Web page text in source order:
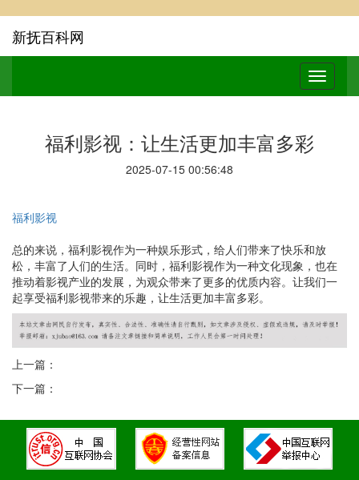
新抚百科网
福利影视：让生活更加丰富多彩
2025-07-15 00:56:48
福利影视
总的来说，福利影视作为一种娱乐形式，给人们带来了快乐和放
松，丰富了人们的生活。同时，福利影视作为一种文化现象，也在
推动着影视产业的发展，为观众带来了更多的优质内容。让我们一
起享受福利影视带来的乐趣，让生活更加丰富多彩。
上一篇：
下一篇：